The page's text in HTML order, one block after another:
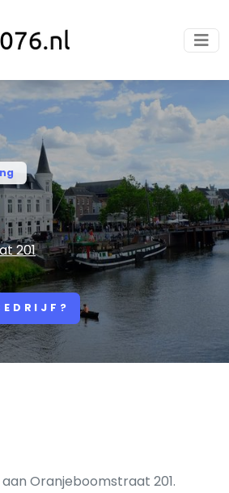
201
aan Oranjeboomstraat 201.